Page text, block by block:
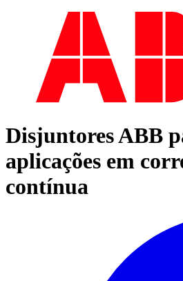
Disjuntores ABB
aplicações em
contínua